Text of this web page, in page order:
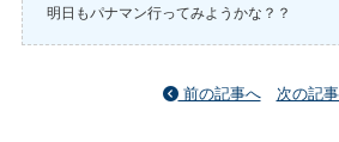
明日もパナマン行ってみようかな？？
前の記事へ 次の記